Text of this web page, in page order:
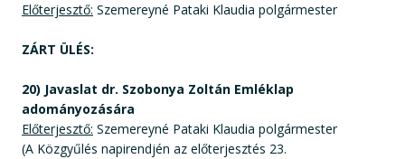
Előterjesztő: Szemereyné Pataki Klaudia polgármester
ZÁRT ÜLÉS:
20) Javaslat dr. Szobonya Zoltán Emléklap
adományozására
Előterjesztő: Szemereyné Pataki Klaudia polgármester
(A Közgyűlés napirendjén az előterjesztés 23.